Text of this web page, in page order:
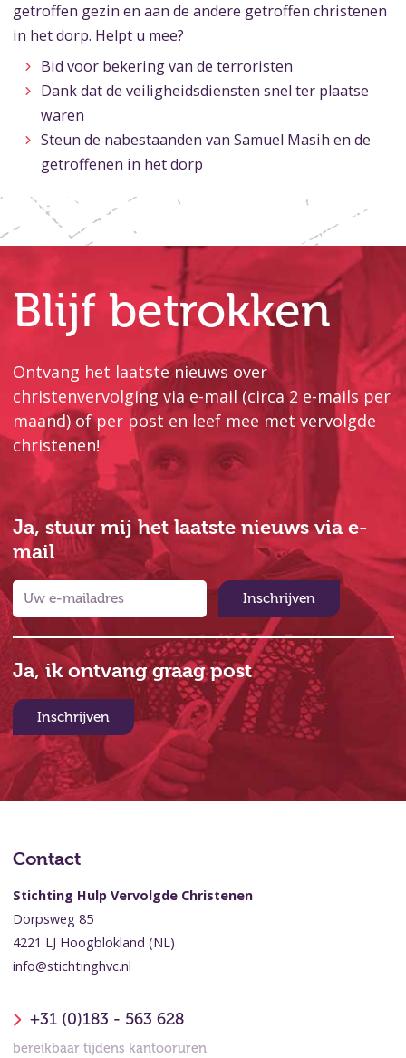
getroffen gezin en aan de andere getroffen christenen
in het dorp. Helpt u mee?
Bid voor bekering van de terroristen
Dank dat de veiligheidsdiensten snel ter plaatse
waren
Steun de nabestaanden van Samuel Masih en de
getroffenen in het dorp
Blijf betrokken
Ontvang het laatste nieuws over
christenvervolging via e-mail (circa 2 e-mails per
maand) of per post en leef mee met vervolgde
christenen!
Ja, stuur mij het laatste nieuws via e-
mail
Inschrijven
Ja, ik ontvang graag post
Inschrijven
Contact
Stichting Hulp Vervolgde Christenen
Dorpsweg 85
4221 LJ Hoogblokland (NL)
info@stichtinghvc.nl
+31 (0)183 - 563 628
bereikbaar tijdens kantooruren